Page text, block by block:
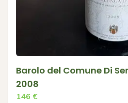
Barolo del Comune Di
2008
146 €